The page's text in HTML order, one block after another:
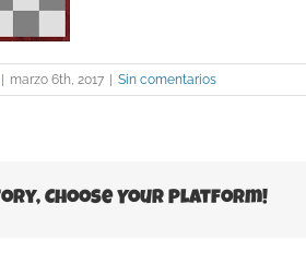
| marzo 6th, 2017 | Sin comentarios
Choose Your Platform!